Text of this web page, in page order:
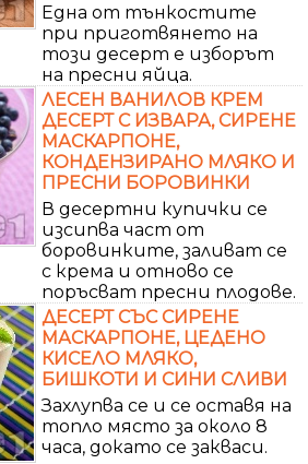
Една от тънкостите
при приготвянето на
този десерт е изборът
на пресни яйца.
ЛЕСЕН ВАНИЛОВ КРЕМ
ДЕСЕРТ С ИЗВАРА, СИРЕНЕ
МАСКАРПОНЕ,
КОНДЕНЗИРАНО МЛЯКО И
ПРЕСНИ БОРОВИНКИ
В десертни купички се
изсипва част от
боровинките, заливат се
с крема и отново се
поръсват пресни плодове.
ДЕСЕРТ СЪС СИРЕНЕ
МАСКАРПОНЕ, ЦЕДЕНО
КИСЕЛО МЛЯКО,
БИШКОТИ И СИНИ СЛИВИ
Захлупва се и се оставя на
топло място за около 8
часа, докато се закваси.